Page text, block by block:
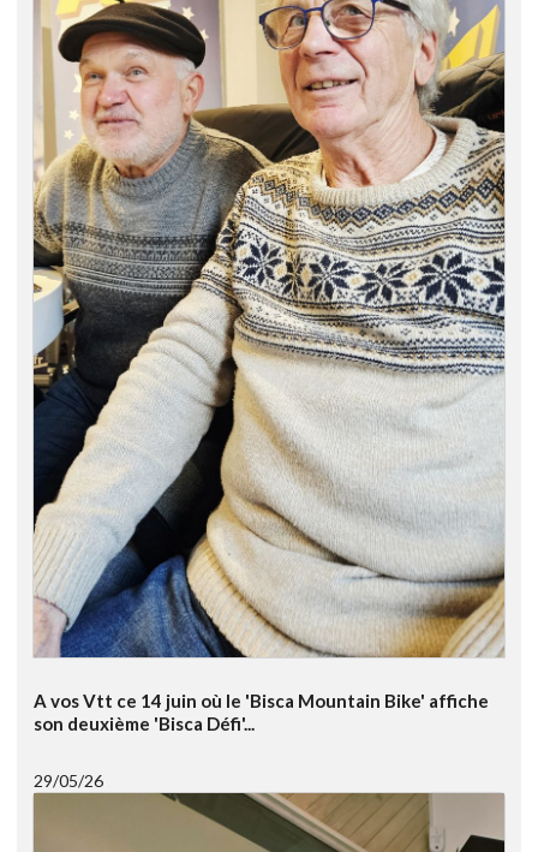
A vos Vtt ce 14 juin où le 'Bisca Mountain Bike' affiche
son deuxième 'Bisca Défi'...
29/05/26